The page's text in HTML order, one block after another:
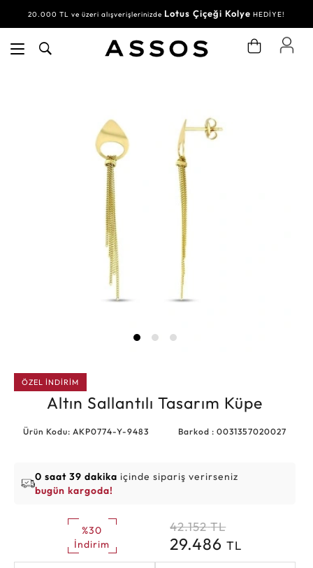
20.000 TL ve üzeri alışverişlerinizde Lotus Çiçeği Kolye HEDİYE!
ÖZEL İNDİRİM
Altın Sallantılı Tasarım Küpe
Ürün Kodu: AKP0774-Y-9483 Barkod : 0031357020027
0 saat 39 dakika içinde sipariş verirseniz
bugün kargoda!
%30
İndirim
42.152 TL
29.486TL